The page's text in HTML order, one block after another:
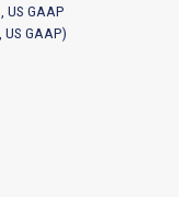
US GAAP
GAAP)